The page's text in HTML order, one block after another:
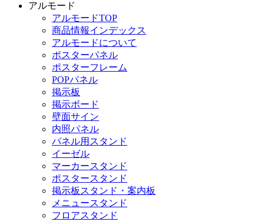
アルモード
アルモードTOP
商品情報インデックス
アルモードについて
ポスターパネル
ポスターフレーム
POPパネル
掲示板
掲示ボード
壁面サイン
内照パネル
パネル用スタンド
イーゼル
マーカースタンド
ポスタースタンド
掲示板スタンド・案内板
メニュースタンド
フロアスタンド